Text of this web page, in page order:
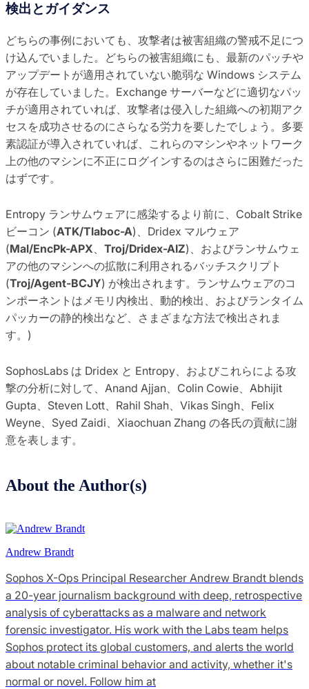
検出とガイダンス
どちらの事例においても、攻撃者は被害組織の警戒不足につ
け込んでいました。どちらの被害組織にも、最新のパッチや
アップデートが適用されていない脆弱な Windows システム
が存在していました。Exchange サーバーなどに適切なパッ
チが適用されていれば、攻撃者は侵入した組織への初期アク
セスを成功させるのにさらなる労力を要したでしょう。多要
素認証が導入されていれば、これらのマシンやネットワーク
上の他のマシンに不正にログインするのはさらに困難だった
はずです。
Entropy ランサムウェアに感染するより前に、Cobalt Strike
ビーコン (ATK/Tlaboc-A)、Dridex マルウェア
(Mal/EncPk-APX Troj/Dridex-AIZ)、およびランサムウェ
アの他のマシンへの拡散に利用されるバッチスクリプト
(Troj/Agent-BCJY) が検出されます。ランサムウェアのコ
ンポーネントはメモリ内検出、動的検出、およびランタイム
パッカーの静的検出など、さまざまな方法で検出されま
す。)
SophosLabs は Dridex と Entropy、およびこれらによる攻
撃の分析に対して、Anand Ajjan、Colin Cowie、Abhijit
Gupta、Steven Lott、Rahil Shah、Vikas Singh、Felix
Weyne、Syed Zaidi、Xiaochuan Zhang の各氏の貢献に謝
意を表します。
About the Author(s)
Andrew Brandt
Sophos X-Ops Principal Researcher Andrew Brandt blends
a 20-year journalism background with deep, retrospective
analysis of cyberattacks as a malware and network
forensic investigator. His work with the Labs team helps
Sophos protect its global customers, and alerts the world
about notable criminal behavior and activity, whether it's
normal or novel. Follow him at